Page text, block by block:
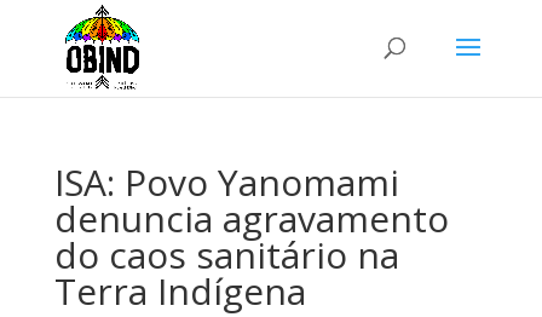
ISA: Povo Yanomami
denuncia agravamento
do caos sanitário na
Terra Indígena